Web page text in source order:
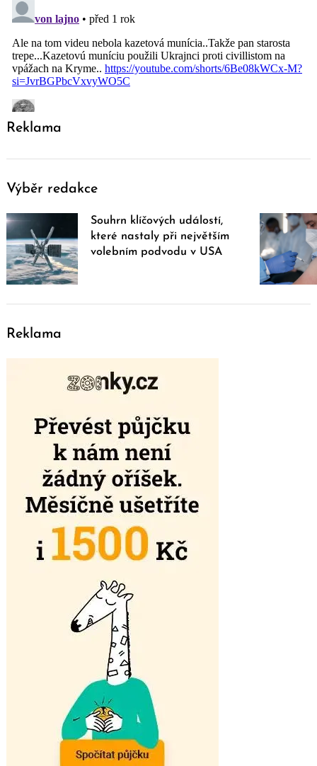
Reklama
Výběr redakce
Souhrn klíčových událostí,
které nastaly při největším
volebním podvodu v USA
Reklama